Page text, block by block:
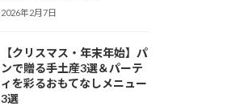
2026年2月7日
【クリスマス・年末年始】パ
ンで贈る手土産3選＆パーテ
ィを彩るおもてなしメニュー
3選